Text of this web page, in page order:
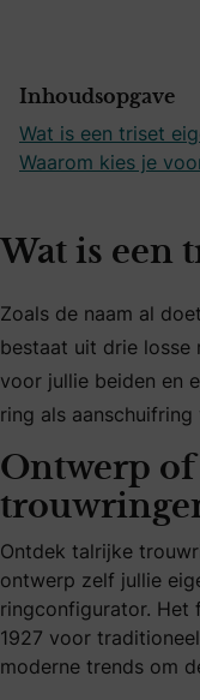
Inhoudsopgave
Wat is een triset
Waarom kies je
Wat is een
Zoals de naam al
bestaat uit drie losse
voor jullie beiden en
ring als
Ontwerp
Ontdek talrijke
ontwerp zelf jullie
ringconfigurator. Het
1927 voor
moderne trends om